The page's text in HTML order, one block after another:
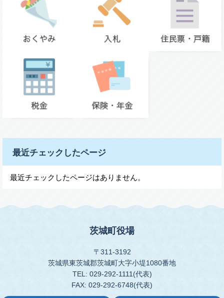
最近チェックしたページ
最近チェックしたページはありません。
茨城町役場
〒311-3192
茨城県東茨城郡茨城町大字小堤1080番地
TEL: 029-292-1111(代表)
FAX: 029-292-6748(代表)